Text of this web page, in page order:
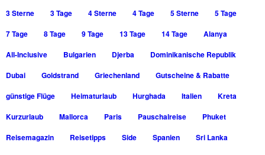
3 Sterne 3 Tage 4 Sterne 4 Tage 5 Sterne
5 Tage
7 Tage
8 Tage 9 Tage 13 Tage 14 Tage
Alanya
All-Inclusive
Bulgarien Djerba
Dominikanische Republik
Dubai
Goldstrand Griechenland
Gutscheine & Rabatte
günstige Flüge
Heimaturlaub Hurghada Italien
Kreta
Kurzurlaub
Mallorca Paris Pauschalreise
Phuket
Reisemagazin
Reisetipps Side Spanien
Sri Lanka